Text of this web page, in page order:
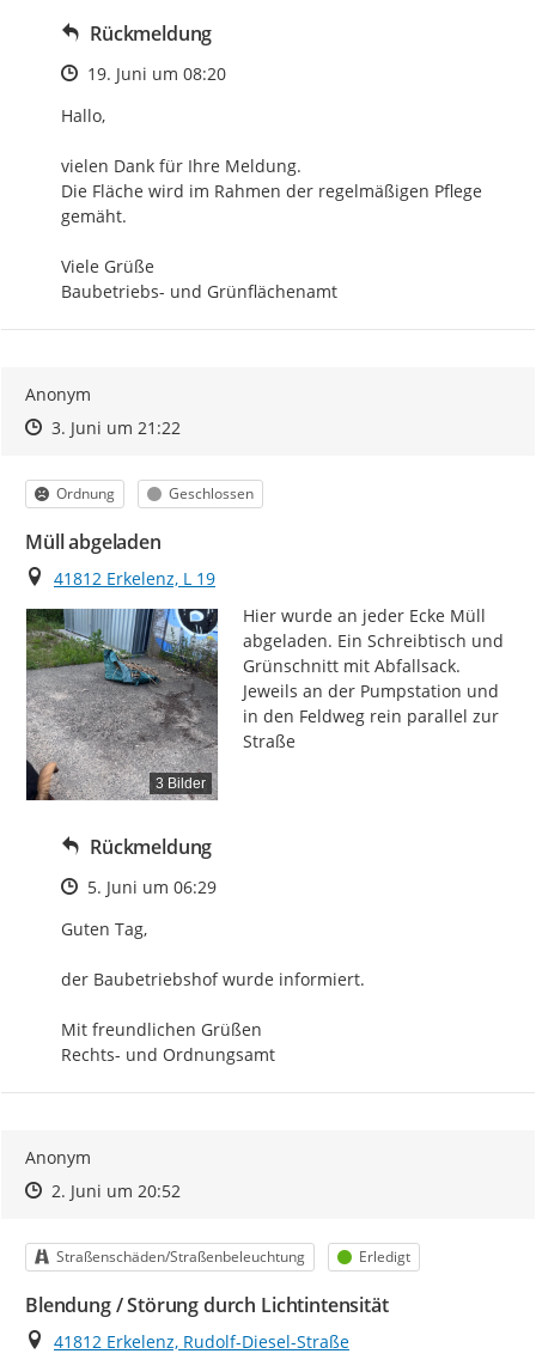
Rückmeldung
Zeitpunkt des Erstellens
19. Juni um 08:20
Hallo,
vielen Dank für Ihre Meldung.
Die Fläche wird im Rahmen der regelmäßigen Pflege
gemäht.
Viele Grüße
Baubetriebs- und Grünflächenamt
Anonym
Zeitpunkt des Erstellens
Zeitpunkt des Erstellens
3. Juni um 21:22Zur Äußerung
Kategorie
Ordnung Status
Geschlossen
Müll abgeladen
Ort
41812 Erkelenz, L 19
3 Bilder
Hier wurde an jeder Ecke Müll
abgeladen. Ein Schreibtisch und
Grünschnitt mit Abfallsack.
Jeweils an der Pumpstation und
in den Feldweg rein parallel zur
Straße
Rückmeldung
Zeitpunkt des Erstellens
5. Juni um 06:29
Guten Tag,
der Baubetriebshof wurde informiert.
Mit freundlichen Grüßen
Rechts- und Ordnungsamt
Anonym
Zeitpunkt des Erstellens
Zeitpunkt des Erstellens
2. Juni um 20:52Zur Äußerung
Kategorie
Straßenschäden/Straßenbeleuchtung Status
Erledigt
Blendung / Störung durch Lichtintensität
Ort
41812 Erkelenz, Rudolf-Diesel-Straße